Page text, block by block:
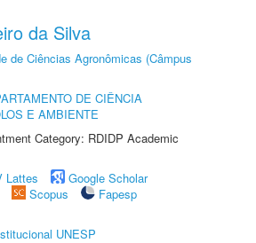
da Silva
de Ciências Agronômicas (Câmpus
DE CIÊNCIA
E AMBIENTE
Category: RDIDP Academic
Lattes
Google Scholar
Scopus
Fapesp
UNESP